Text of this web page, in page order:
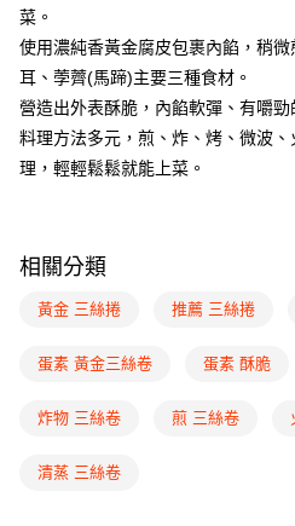
運送方式
冷凍付款後全家取貨
每筆NT$220，滿NT$2,200(含以上)
冷凍7-11取貨(快速到店)
每筆NT$220，滿NT$2,200(含以上)
離島冷凍宅配
菜。
使用濃純香黃金腐皮包裹內餡，稍
耳、荸薺(馬蹄)主要三種食材。
營造出外表酥脆，內餡軟彈、有嚼勁
料理方法多元，煎、炸、烤、微波
理，輕輕鬆鬆就能上菜。
相關分類
黃金 三絲捲 推薦 三絲捲
蛋素 黃金三絲卷 蛋素 酥脆
炸物 三絲卷 煎 三絲卷
清蒸 三絲卷